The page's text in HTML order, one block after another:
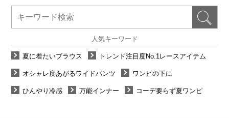
人気キーワード
夏に着たいブラウス トレンド注目度No.1レースアイテム
オシャレ度あがるワイドパンツ ワンピの下に
ひんやり冷感 万能インナー コーデ要らず夏ワンピ